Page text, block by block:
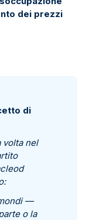
dei prezzi
di
volta nel
—
o la